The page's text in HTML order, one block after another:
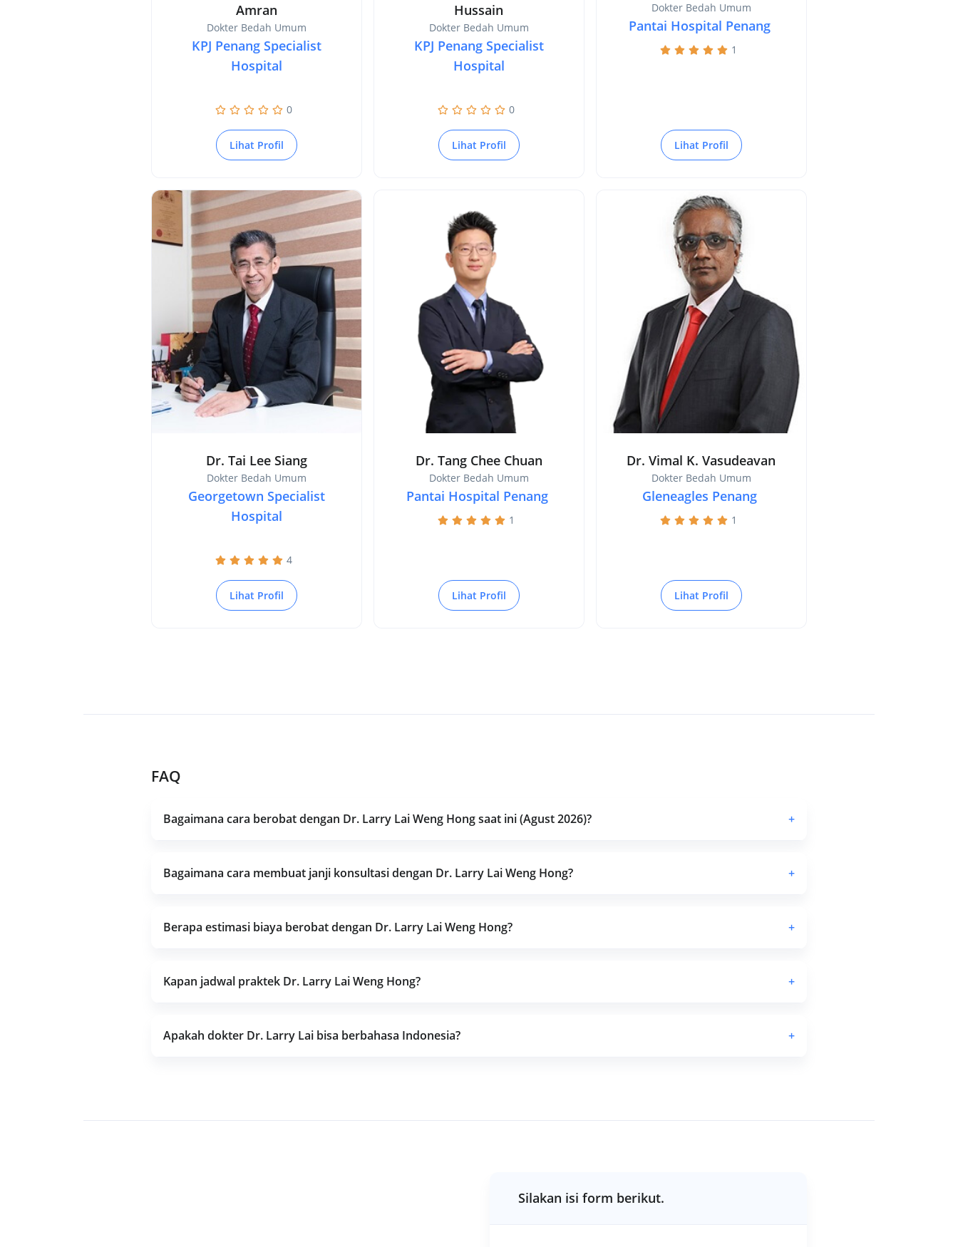
Amran
Dokter Bedah Umum
KPJ Penang Specialist
Hospital
0
Lihat Profil
Hussain
Dokter Bedah Umum
KPJ Penang Specialist
Hospital
0
Lihat Profil
Dokter Bedah Umum
Pantai Hospital Penang
1
Lihat Profil
Dr. Tai Lee Siang
Dokter Bedah Umum
Georgetown Specialist
Hospital
4
Lihat Profil
Dr. Tang Chee Chuan
Dokter Bedah Umum
Pantai Hospital Penang
1
Lihat Profil
Dr. Vimal K. Vasudeavan
Dokter Bedah Umum
Gleneagles Penang
1
Lihat Profil
FAQ
Bagaimana cara berobat dengan Dr. Larry Lai Weng Hong saat ini (Agust 2026)? +
Bagaimana cara membuat janji konsultasi dengan Dr. Larry Lai Weng Hong? +
Berapa estimasi biaya berobat dengan Dr. Larry Lai Weng Hong? +
Kapan jadwal praktek Dr. Larry Lai Weng Hong? +
Apakah dokter Dr. Larry Lai bisa berbahasa Indonesia? +
Silakan isi form berikut.